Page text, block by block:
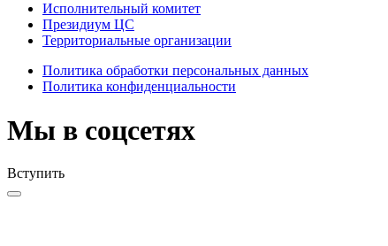
Исполнительный комитет
Президиум ЦС
Территориальные организации
Политика обработки персональных данных
Политика конфиденциальности
Мы в соцсетях
Вступить